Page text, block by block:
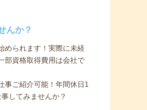
んか？
められます！実際に未経
部資格取得費用は会社で
事ご紹介可能！年間休日1
してみませんか？